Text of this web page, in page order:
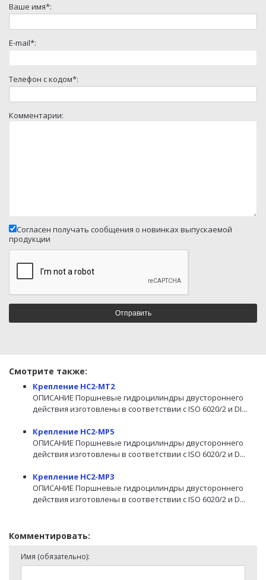
Ваше имя*:
E-mail*:
Телефон с кодом*:
Комментарии:
Согласен получать сообщения о новинках выпускаемой
продукции
Смотрите также:
Крепление HC2-MT2
ОПИСАНИЕ Поршневые гидроцилиндры двустороннего
действия изготовлены в соответствии с ISO 6020/2 и DI...
Крепление HC2-MP5
ОПИСАНИЕ Поршневые гидроцилиндры двустороннего
действия изготовлены в соответствии с ISO 6020/2 и D...
Крепление HC2-MP3
ОПИСАНИЕ Поршневые гидроцилиндры двустороннего
действия изготовлены в соответствии с ISO 6020/2 и D...
Комментировать:
Имя (обязательно):